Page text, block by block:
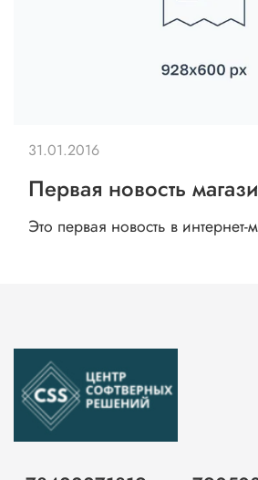
Первая новость
Это первая новость в интернет-
31.01.2016